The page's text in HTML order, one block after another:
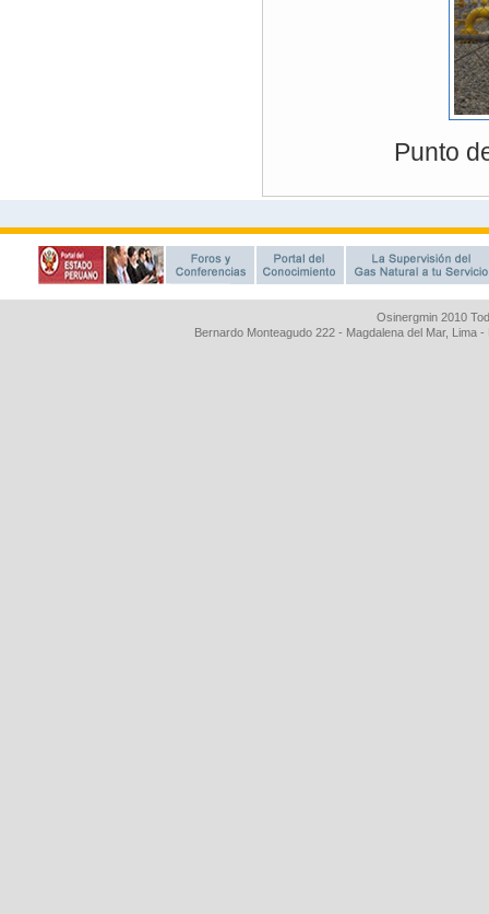
Osinergmin 2010
Bernardo Monteagudo 222 - Magdalena del Mar, Lima